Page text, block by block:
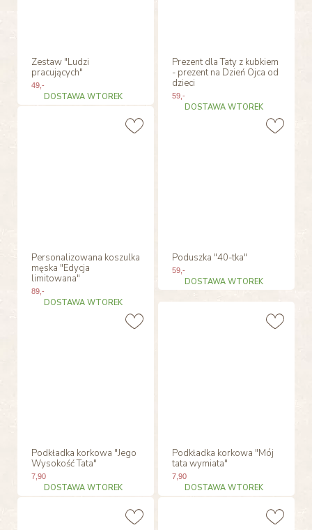
Zestaw "Ludzi
pracujących"
49,-
DOSTAWA WTOREK
Prezent dla Taty z kubkiem
- prezent na Dzień Ojca od
dzieci
59 ,-
DOSTAWA WTOREK
Personalizowana koszulka
męska "Edycja
limitowana"
89,-
DOSTAWA WTOREK
Poduszka "40-tka"
59 ,-
DOSTAWA WTOREK
Podkładka korkowa "Jego
Wysokość Tata"
7,90
DOSTAWA WTOREK
Podkładka korkowa "Mój
tata wymiata"
7 ,90
DOSTAWA WTOREK